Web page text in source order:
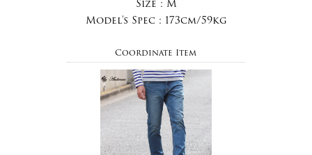
Size : M
Model's Spec : 173cm/59kg
Coordinate Item